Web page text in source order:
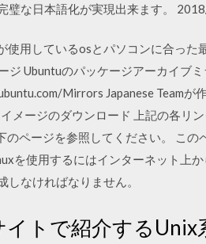
璧な日本語化が実現出来ます。
用しているosとパソコンに合った
Ubuntuのパッケージアーカイブミ
Mirrors Japanese Teamが
メージのダウンロード 上記の各リ
ページを参照してください。 この
を使用するにはインターネット上
なければなりません。
トで紹介するUnix